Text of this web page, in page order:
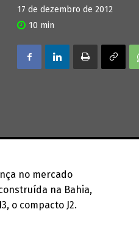
17 de dezembro de 2012
10 min
no mercado
na Bahia,
o compacto J2.